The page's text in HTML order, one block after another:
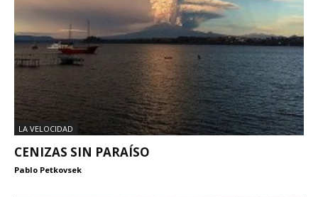
LA VELOCIDAD
CENIZAS SIN PARAÍSO
Pablo Petkovsek